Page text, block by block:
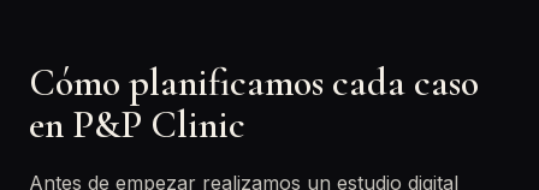
Cómo planificamos cada caso
en P&P Clinic
Antes de empezar realizamos un estudio digital